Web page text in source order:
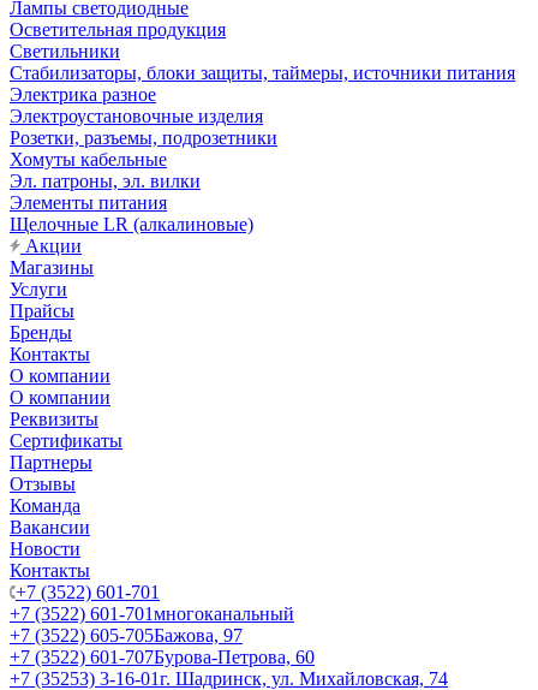
Лампы светодиодные
Осветительная продукция
Светильники
Стабилизаторы, блоки защиты, таймеры, источники питания
Электрика разное
Электроустановочные изделия
Розетки, разъемы, подрозетники
Хомуты кабельные
Эл. патроны, эл. вилки
Элементы питания
Щелочные LR (алкалиновые)
Акции
Магазины
Услуги
Прайсы
Бренды
Контакты
О компании
О компании
Реквизиты
Сертификаты
Партнеры
Отзывы
Команда
Вакансии
Новости
Контакты
+7 (3522) 601-701
+7 (3522) 601-701многоканальный
+7 (3522) 605-705Бажова, 97
+7 (3522) 601-707Бурова-Петрова, 60
+7 (35253) 3-16-01г. Шадринск, ул. Михайловская, 74